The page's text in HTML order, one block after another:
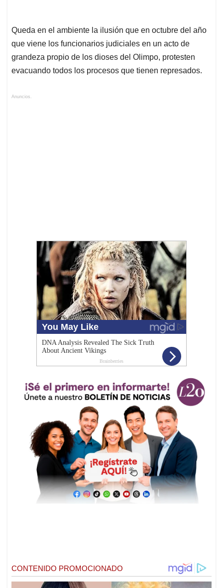
Queda en el ambiente la ilusión que en octubre del año
que viene los funcionarios judiciales en un acto de
grandeza propio de los dioses del Olimpo, protesten
evacuando todos los procesos que tienen represados.
Anuncios.